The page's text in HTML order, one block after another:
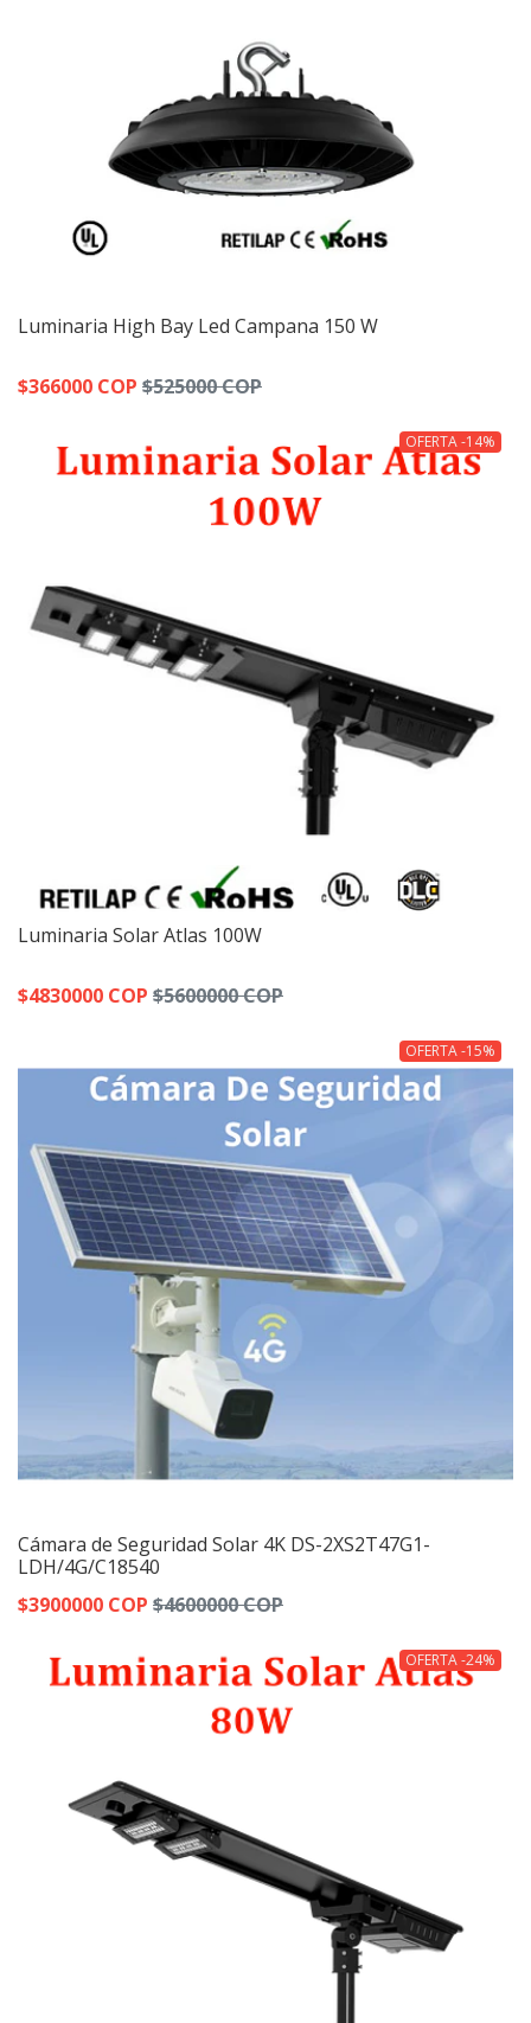
Luminaria High Bay Led Campana 150 W
$366000 COP $525000 COP
OFERTA -14%
Luminaria Solar Atlas 100W
$4830000 COP $5600000 COP
OFERTA -15%
Cámara de Seguridad Solar 4K DS-2XS2T47G1-
LDH/4G/C18540
$3900000 COP $4600000 COP
OFERTA -24%